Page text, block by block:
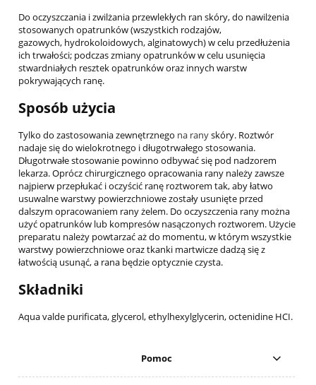
Do oczyszczania i zwilżania przewlekłych ran skóry, do nawilżenia
stosowanych opatrunków (wszystkich rodzajów,
gazowych, hydrokoloidowych, alginatowych) w celu przedłużenia
ich trwałości; podczas zmiany opatrunków w celu usunięcia
stwardniałych resztek opatrunków oraz innych warstw
pokrywających ranę.
Sposób użycia
Tylko do zastosowania zewnętrznego na ranyskóry. Roztwór
nadaje się do wielokrotnego i długotrwałego stosowania.
Długotrwałe stosowanie powinno odbywać się pod nadzorem
lekarza. Oprócz chirurgicznego opracowania rany należy zawsze
najpierw przepłukać i oczyścić ranę roztworem tak, aby łatwo
usuwalne warstwy powierzchniowe zostały usunięte przed
dalszym opracowaniem rany żelem. Do oczyszczenia rany można
użyć opatrunków lub kompresów nasączonych roztworem. Użycie
preparatu należy powtarzać aż do momentu, w którym wszystkie
warstwy powierzchniowe oraz tkanki martwicze dadzą się z
łatwością usunąć, a rana będzie optycznie czysta.
Składniki
Aqua valde purificata, glycerol, ethylhexylglycerin, octenidine HCI.
Pomoc